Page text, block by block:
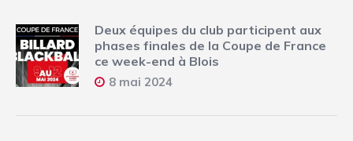
Deux équipes du club participent aux
phases finales de la Coupe de France
ce week-end à Blois
8 mai 2024